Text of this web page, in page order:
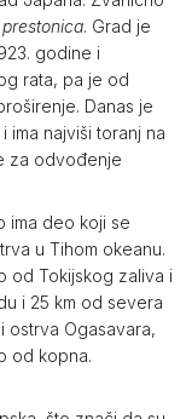
. Grad je
godine i
rata, pa je od
Danas je
ima najviši toranj na
za odvođenje
ima deo koji se
u Tihom okeanu.
od Tokijskog zaliva i
i 25 km od severa
ostrva Ogasavara,
od kopna.